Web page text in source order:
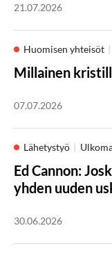
21.07.2026
Huomisen yhteisöt
Millainen
07.07.2026
Lähetystyö
Ed Cannon:
yhden uuden
30.06.2026